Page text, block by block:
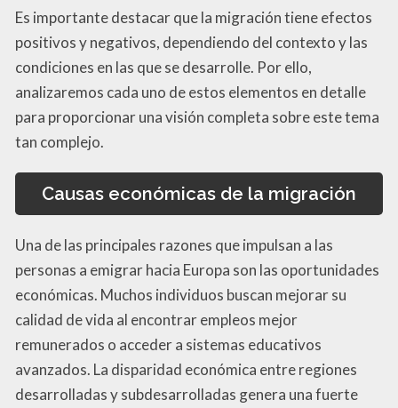
Es importante destacar que la migración tiene efectos
positivos y negativos, dependiendo del contexto y las
condiciones en las que se desarrolle. Por ello,
analizaremos cada uno de estos elementos en detalle
para proporcionar una visión completa sobre este tema
tan complejo.
Causas económicas de la migración
Una de las principales razones que impulsan a las
personas a emigrar hacia Europa son las oportunidades
económicas. Muchos individuos buscan mejorar su
calidad de vida al encontrar empleos mejor
remunerados o acceder a sistemas educativos
avanzados. La disparidad económica entre regiones
desarrolladas y subdesarrolladas genera una fuerte